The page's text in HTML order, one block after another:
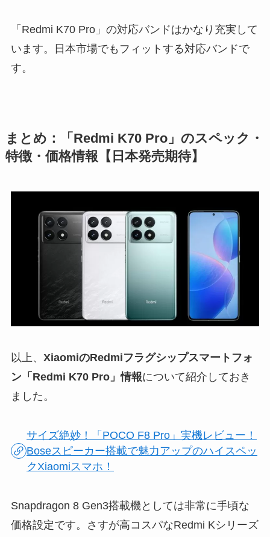
「Redmi K70 Pro」の対応バンドはかなり充実して
います。日本市場でもフィットする対応バンドで
す。
まとめ：「Redmi K70 Pro」のスペック・
特徴・価格情報【日本発売期待】
以上、 XiaomiのRedmiフラグシップスマートフォ
ン「Redmi K70 Pro」情報について紹介しておき
ました。
サイズ絶妙！「POCO F8 Pro」実機レビュー！
Boseスピーカー搭載で魅力アップのハイスペッ
クXiaomiスマホ！
Snapdragon 8 Gen3搭載機としては非常に手頃な
価格設定です。さすが高コスパなRedmi Kシリーズ